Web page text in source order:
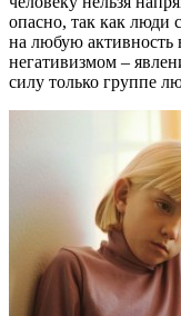
опасно, так как люди
на любую активность
негативизмом –
силу только группе